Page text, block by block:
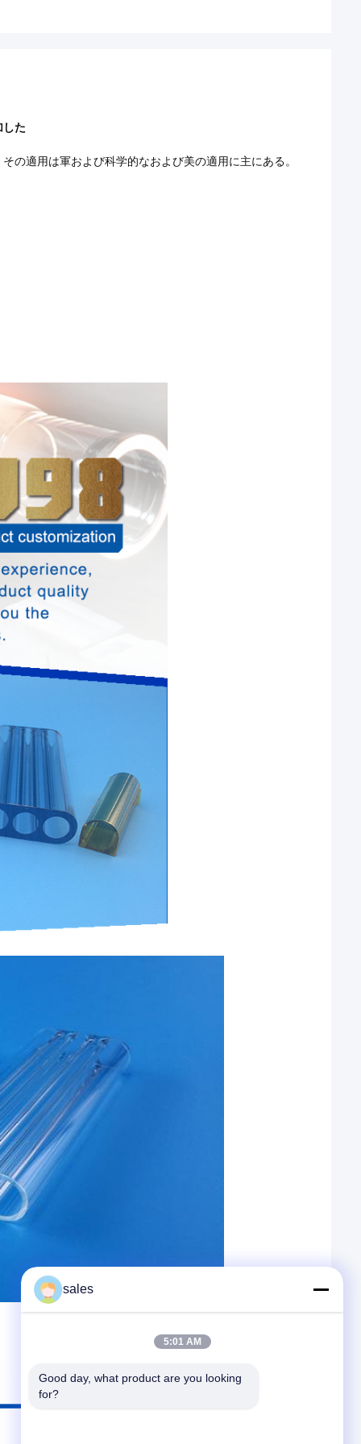
た
の適用は軍および科学的なおよび美の適用に主にある。
sales
5:01 AM
Good day, what product are you looking
for?